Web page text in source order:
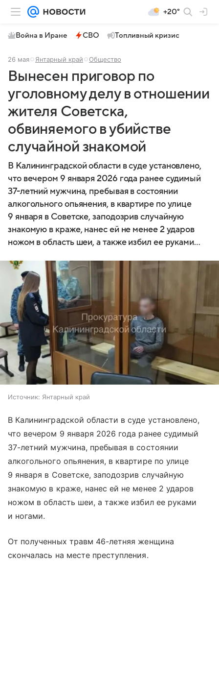
+20°
Война в Иране СВО Топливный кризис
26 мая Янтарный край Общество
Вынесен приговор по
уголовному делу в отношении
жителя Советска,
обвиняемого в убийстве
случайной знакомой
В Калининградской области в суде установлено,
что вечером 9 января 2026 года ранее судимый
37-летний мужчина, пребывая в состоянии
алкогольного опьянения, в квартире по улице
9 января в Советске, заподозрив случайную
знакомую в краже, нанес ей не менее 2 ударов
ножом в область шеи, а также избил ее руками…
Источник: Янтарный край
В Калининградской области в суде установлено,
что вечером 9 января 2026 года ранее судимый
37-летний мужчина, пребывая в состоянии
алкогольного опьянения, в квартире по улице
9 января в Советске, заподозрив случайную
знакомую в краже, нанес ей не менее 2 ударов
ножом в область шеи, а также избил ее руками
и ногами.
От полученных травм 46-летняя женщина
скончалась на месте преступления.